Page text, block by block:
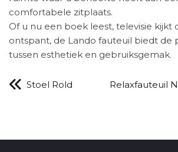
comfortabele zitplaats.
Of u nu een boek leest, televisie kijkt
ontspant, de Lando fauteuil biedt de
tussen esthetiek en gebruiksgemak.
Stoel Rold Relaxfauteuil